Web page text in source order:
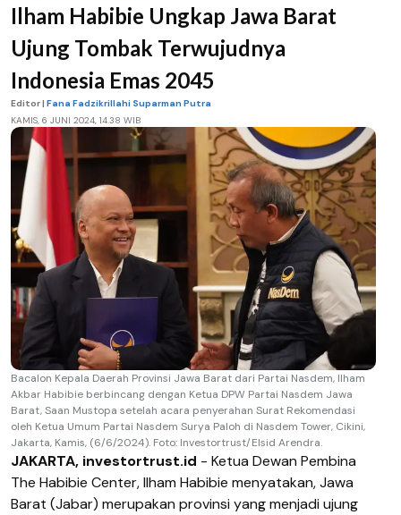
Ilham Habibie Ungkap Jawa Barat
Ujung Tombak Terwujudnya
Indonesia Emas 2045
Editor | Fana Fadzikrillahi Suparman Putra
KAMIS, 6 JUNI 2024, 14.38 WIB
Bacalon Kepala Daerah Provinsi Jawa Barat dari Partai Nasdem, Ilham
Akbar Habibie berbincang dengan Ketua DPW Partai Nasdem Jawa
Barat, Saan Mustopa setelah acara penyerahan Surat Rekomendasi
oleh Ketua Umum Partai Nasdem Surya Paloh di Nasdem Tower, Cikini,
Jakarta, Kamis, (6/6/2024). Foto: Investortrust/Elsid Arendra.
JAKARTA, investortrust.id - Ketua Dewan Pembina
The Habibie Center, Ilham Habibie menyatakan, Jawa
Barat (Jabar) merupakan provinsi yang menjadi ujung